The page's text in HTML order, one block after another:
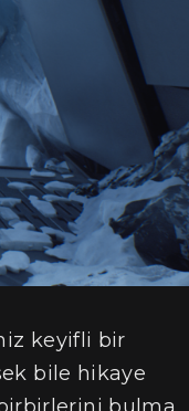
keyifli bir
bile hikaye
bulma